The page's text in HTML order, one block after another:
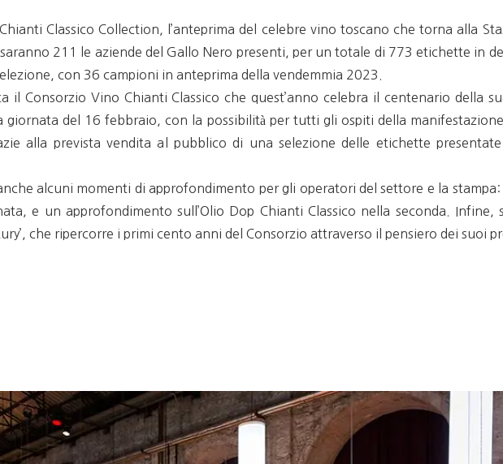
Classico Collection, l’anteprima del celebre vino toscano che torna alla
211 le aziende del Gallo Nero presenti, per un totale di 773 etichette in
con 36 campioni in anteprima della vendemmia 2023.
il Consorzio Vino Chianti Classico che quest’anno celebra il centenario della
giornata del 16 febbraio, con la possibilità per tutti gli ospiti della
alla prevista vendita al pubblico di una selezione delle etichette presentate
alcuni momenti di approfondimento per gli operatori del settore e la stampa:
e un approfondimento sull’Olio Dop Chianti Classico nella seconda. Infine,
che ripercorre i primi cento anni del Consorzio attraverso il pensiero dei suoi